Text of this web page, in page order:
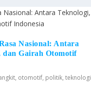
Nasional: Antara
dan Gairah Otomotif
, otomotif, politik,teknologi